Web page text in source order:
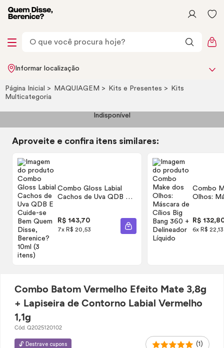
Informar localização
Página Inicial MAQUIAGEM Kits e Presentes
Kits
Multicategoria
Indisponível
Aproveite e confira itens similares:
Combo Gloss Labial
Cachos de Uva QDB E
itens)
R$ 143,70
7x R$ 20,53 ADICIONAR À SACOLA
Combo
Olhos:
R$
6x R$ 22,13
Combo Batom Vermelho Efeito Mate 3,8g
+ Lapiseira de Contorno Labial Vermelho
1,1g
Cód. Q2025120102
🔓 Destrave cupons (1)